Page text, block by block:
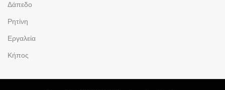
Δάπεδο
Ρητίνη
Εργαλεία
Κήπος